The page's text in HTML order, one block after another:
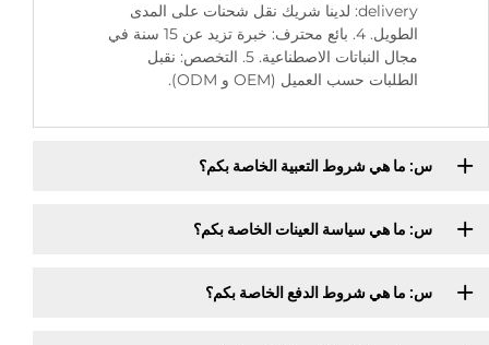
delivery: لدينا شريك نقل شحنات على المدى
الطويل. 4. بائع محترف: خبرة تزيد عن 15 سنة في
مجال النباتات الاصطناعية. 5. التخصص: نقبل
الطلبات حسب العميل (OEM و ODM).
س: ما هي شروط التعبية الخاصة بكم؟
س: ما هي سياسة العينات الخاصة بكم؟
س: ما هي شروط الدفع الخاصة بكم؟